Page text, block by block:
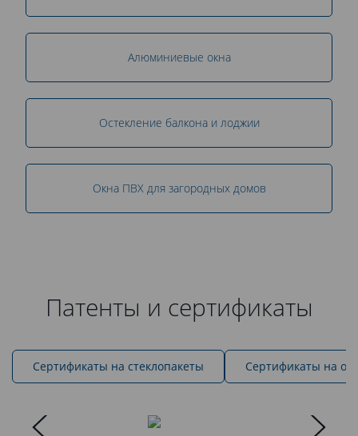
Алюминиевые окна
Остекление балкона и лоджии
Окна ПВХ для загородных домов
Патенты и сертификаты
Cертификаты на стеклопакеты Сертификаты на